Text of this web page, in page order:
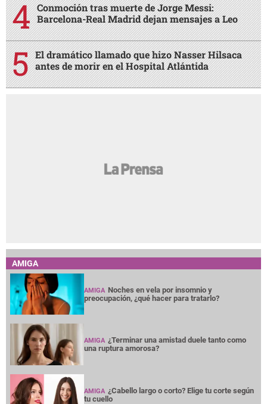
Conmoción tras muerte de Jorge Messi:
Barcelona-Real Madrid dejan mensajes a Leo
El dramático llamado que hizo Nasser Hilsaca
antes de morir en el Hospital Atlántida
AMIGA
AMIGA Noches en vela por insomnio y
preocupación, ¿qué hacer para tratarlo?
AMIGA ¿Terminar una amistad duele tanto como
una ruptura amorosa?
AMIGA ¿Cabello largo o corto? Elige tu corte según
tu cuello